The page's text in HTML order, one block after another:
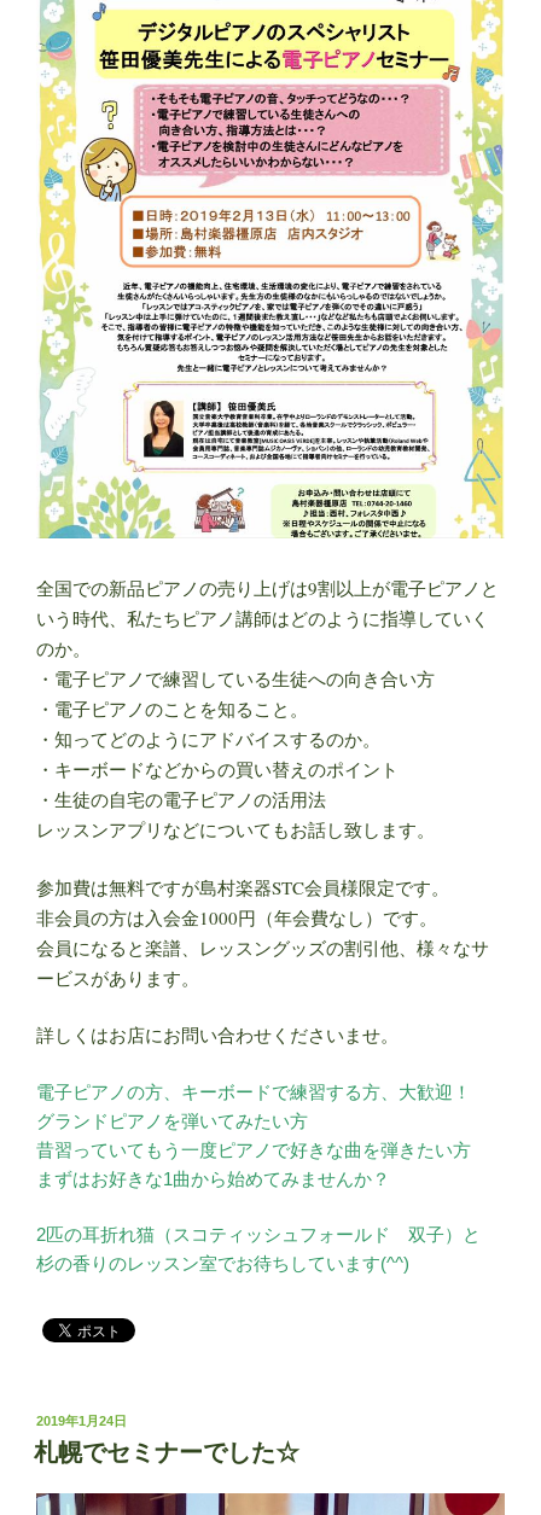
全国での新品ピアノの売り上げは9割以上が電子ピアノと
いう時代、私たちピアノ講師はどのように指導していく
のか。
・電子ピアノで練習している生徒への向き合い方
・電子ピアノのことを知ること。
・知ってどのようにアドバイスするのか。
・キーボードなどからの買い替えのポイント
・生徒の自宅の電子ピアノの活用法
レッスンアプリなどについてもお話し致します。
参加費は無料ですが島村楽器STC会員様限定です。
非会員の方は入会金1000円（年会費なし）です。
会員になると楽譜、レッスングッズの割引他、様々なサ
ービスがあります。
詳しくはお店にお問い合わせくださいませ。
電子ピアノの方、キーボードで練習する方、大歓迎！
グランドピアノを弾いてみたい方
昔習っていてもう一度ピアノで好きな曲を弾きたい方
まずはお好きな1曲から始めてみませんか？
2匹の耳折れ猫（スコティッシュフォールド 双子）と
杉の香りのレッスン室でお待ちしています(^^)
投
稿
日:
2019年1月24日
札幌でセミナーでした☆